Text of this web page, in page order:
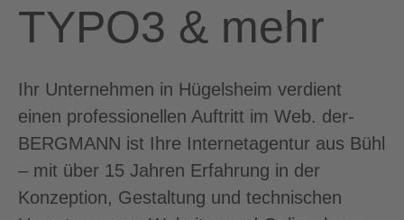
TYPO3 & mehr
Ihr Unternehmen in Hügelsheim verdient
einen professionellen Auftritt im Web. der-
BERGMANN ist Ihre Internetagentur aus Bühl
– mit über 15 Jahren Erfahrung in der
Konzeption, Gestaltung und technischen